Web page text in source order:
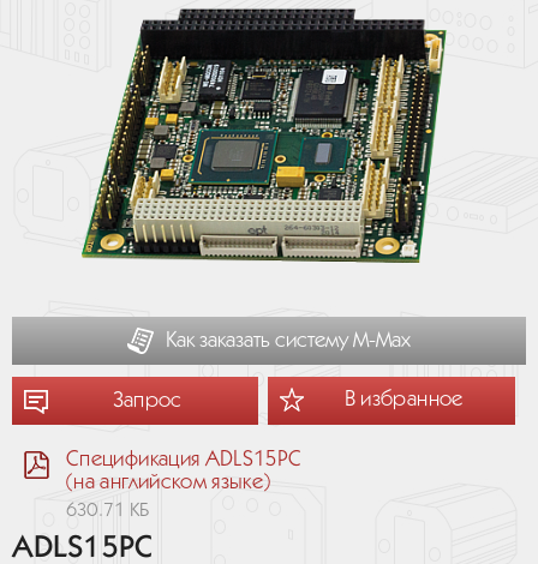
Как заказать систему М-Мах
Запрос В избранное
Спецификация ADLS15PC
(на английском языке)
630.71 КБ
ADLS15PC